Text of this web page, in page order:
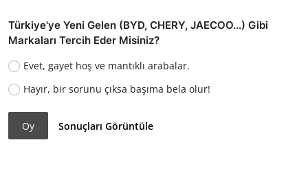
Türkiye'ye Yeni Gelen (BYD, CHERY, JAECOO...) Gibi
Markaları Tercih Eder Misiniz?
Evet, gayet hoş ve mantıklı arabalar.
Hayır, bir sorunu çıksa başıma bela olur!
Oy Sonuçları Görüntüle